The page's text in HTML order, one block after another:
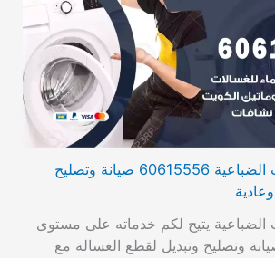
فني تصليح غسالات الضباعية 60615556 صيانة وتصليح
الضباعية يتيح لكم خدماته على مستوى
وتصليح وتبديل لقطع الغسالة مع